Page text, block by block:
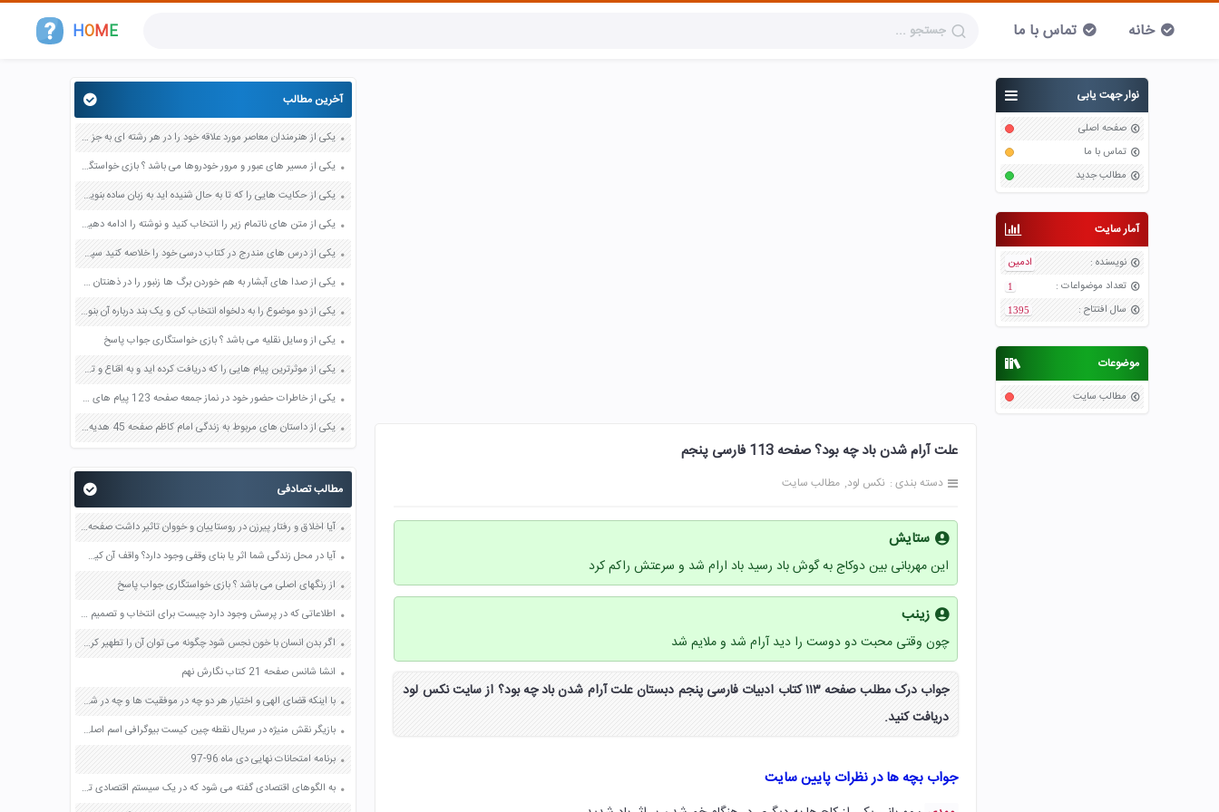
HOME خانه تماس با ما
نوار جهت یابی
صفحه اصلی
تماس با ما
مطالب جدید
آمار سایت
نویسنده :
ادمین
تعداد موضواعات :
1
سال افتتاح :
1395
موضوعات
مطالب سایت
علت آرام شدن باد چه بود؟ صفحه 113 فارسی پنجم
دسته بندی : نکس لود مطالب سایت
ستایش
این مهربانی بین دوکاج به گوش باد رسید باد ارام شد و سرعتش راکم کرد
زینب
چون وقتی محبت دو دوست را دید آرام شد و ملایم شد
جواب درک مطلب صفحه ۱۱۳ کتاب ادبیات فارسی پنجم دبستان علت آرام شدن باد چه بود؟ از سایت نکس لود
دریافت کنید.
جواب بچه ها در نظرات پایین سایت
آخرین مطالب
یکی از هنرمندان معاصر مورد علاقه خود را در هر رشته ای به جز عکاسی صفحه 69 فرهنگ و هنر نهم
یکی از مسیر های عبور و مرور خودروها می باشد ؟ بازی خواستگاری جواب پاسخ
یکی از حکایت هایی را که تا به حال شنیده اید به زبان ساده بنویسید صفحه 97 نگارش ششم دبستان
یکی از متن های ناتمام زیر را انتخاب کنید و نوشته را ادامه دهید صفحه 73 و 74 کتاب نگارش فارسی پنجم دبستان
یکی از درس های مندرج در کتاب درسی خود را خلاصه کنید سپس متن خلاصه شده را با بهره گیری از روش های دسته بندی نمودار جدول نقشه مفهومی نشان دهید صفحه 118 نگارش یازدهم
یکی از صدا های آبشار به هم خوردن برگ ها زنبور را در ذهنتان مجسم کنید و درباره آن یک بند بنویسید صفحه 11 نگارش پنجم
یکی از دو موضوع را به دلخواه انتخاب کن و یک بند درباره آن بنویس صفحه 35 کتاب نگارش فارسی سوم
یکی از وسایل نقلیه می باشد ؟ بازی خواستگاری جواب پاسخ
یکی از موثرترین پیام هایی را که دریافت کرده اید و به اقناع و تغییری جدی در شما منجر شده است برسی کنید و علت این تاثیر گذاری قابل توجه را بنویسید صفحه 52 تفکر و سواد رسانه ای دهم
یکی از خاطرات حضور خود در نماز جمعه صفحه 123 پیام های آسمان هفتم
یکی از داستان های مربوط به زندگی امام کاظم صفحه 45 هدیه های آسمان چهارم
مطالب تصادفی
آیا اخلاق و رفتار پیرزن در روستاییان و خووان تاثیر داشت صفحه 13 تفکر و سبک زندگی هفتم
آیا در محل زندگی شما اثر یا بنای وقفی وجود دارد؟ واقف آن کیست؟ صفحه 11 مطالعات اجتماعی هشتم
از رنگهای اصلی می باشد ؟ بازی خواستگاری جواب پاسخ
اطلاعاتی که در پرسش وجود دارد چیست برای انتخاب و تصمیم گیری به چه اطلاعات دیگری نیاز داریم صفحه 20 تفکر و پژوهش ششم
اگر بدن انسان با خون نجس شود چگونه می توان آن را تطهیر کرد؟ صفحه 104 پیام های آسمان هفتم
انشا شانس صفحه 21 کتاب نگارش نهم
با اینکه قضای الهی و اختیار هر دو چه در موفقیت ها و چه در شکست های آنان نقش دارند چرا برخی انسان ها می کوشند شکست های خود را به قضا و قدر الهی نسبت دهند. صفحه 61 دین و زندگی دوازدهم
بازیگر نقش منیژه در سریال نقطه چین کیست بیوگرافی اسم اصلی واقعی
برنامه امتحانات نهایی دی ماه 96-97
به الگوهای اقتصادی گفته می شود که در یک سیستم اقتصادی تکرار می شود